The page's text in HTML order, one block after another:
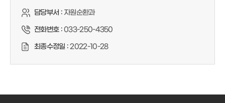
담당부서 :자원순환과
전화번호 :033-250-4350
최종수정일 :2022-10-28